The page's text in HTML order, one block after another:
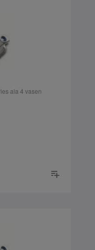
ala 4 vasen